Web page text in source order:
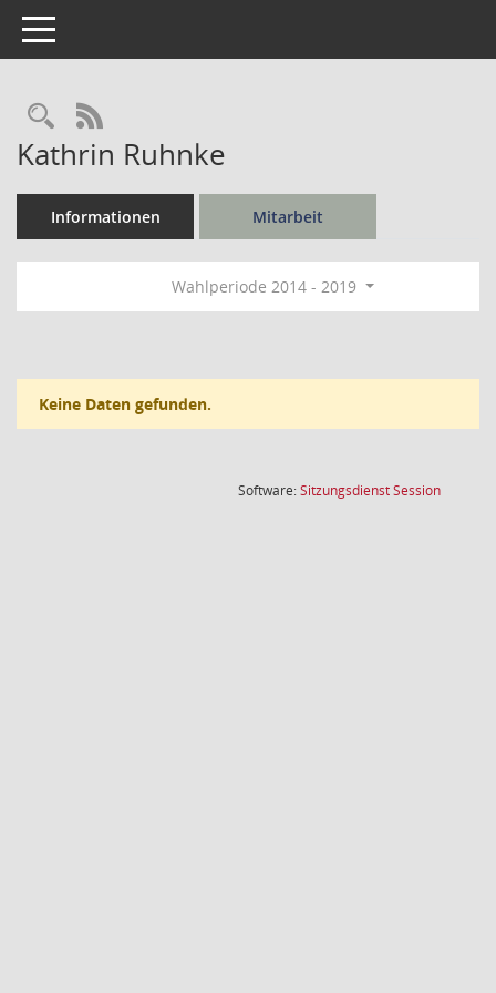
Toggle navigation
Rechercheauswahl
RSS-Feed
Kathrin Ruhnke
Informationen Mitarbeit
Wahlperiode 2014 - 2019
Keine Daten gefunden.
Software:SitzungsdienstSession(Wird in